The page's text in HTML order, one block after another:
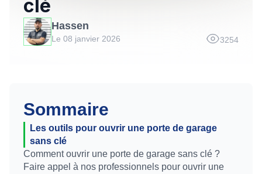
clé
Hassen
Le 08 janvier 2026 3254
Sommaire
Les outils pour ouvrir une porte de garage
sans clé
Comment ouvrir une porte de garage sans clé ?
Faire appel à nos professionnels pour ouvrir une